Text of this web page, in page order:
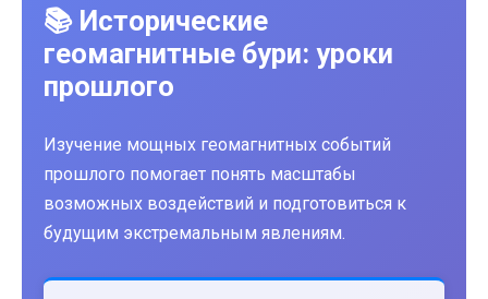
📚 Исторические
геомагнитные бури: уроки
прошлого
Изучение мощных геомагнитных событий
прошлого помогает понять масштабы
возможных воздействий и подготовиться к
будущим экстремальным явлениям.